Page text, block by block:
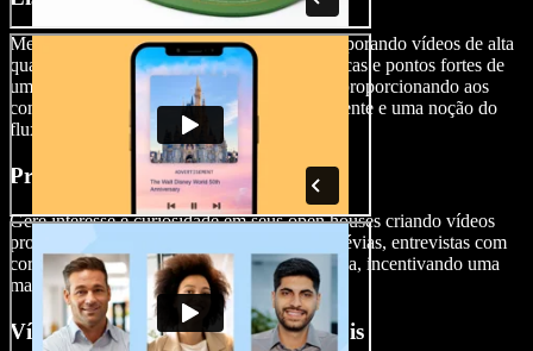
Melhore suas listagens de propriedades incorporando vídeos de alta
qualidade. Destaque as principais características e pontos fortes de
uma propriedade através de um tour virtual, proporcionando aos
compradores em potencial uma visão abrangente e uma noção do
fluxo e layout da propriedade.
Promoção de Casa Aberta
Gere interesse e curiosidade em seus open houses criando vídeos
promocionais. Esses vídeos podem incluir prévias, entrevistas com
corretores de imóveis e imagens da vizinhança, incentivando uma
maior participação.
Vídeos de Renovação Antes e Depois